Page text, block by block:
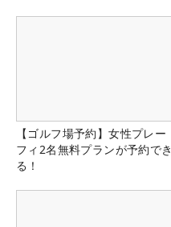
【ゴルフ場予約】女性プレー
フィ2名無料プランが予約でき
る！